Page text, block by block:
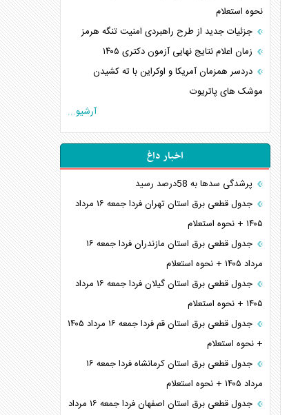
نحوه استعلام
جزئیات جدید از طرح راهبردی امنیت تنگه هرمز
زمان اعلام نتایج نهایی آزمون دکتری ۱۴۰۵
دردسر همزمان آمریکا و اوکراین با ته کشیدن
موشک های پاتریوت
آرشیو...
اخبار داغ
پرشدگی سدها به 58درصد رسید
جدول قطعی برق استان تهران فردا جمعه ۱۶ مرداد
۱۴۰۵ + نحوه استعلام
جدول قطعی برق استان مازندران فردا جمعه ۱۶
مرداد ۱۴۰۵ + نحوه استعلام
جدول قطعی برق استان گیلان فردا جمعه ۱۶ مرداد
۱۴۰۵ + نحوه استعلام
جدول قطعی برق استان قم فردا جمعه ۱۶ مرداد ۱۴۰۵
+ نحوه استعلام
جدول قطعی برق استان کرمانشاه فردا جمعه ۱۶
مرداد ۱۴۰۵ + نحوه استعلام
جدول قطعی برق استان اصفهان فردا جمعه ۱۶ مرداد